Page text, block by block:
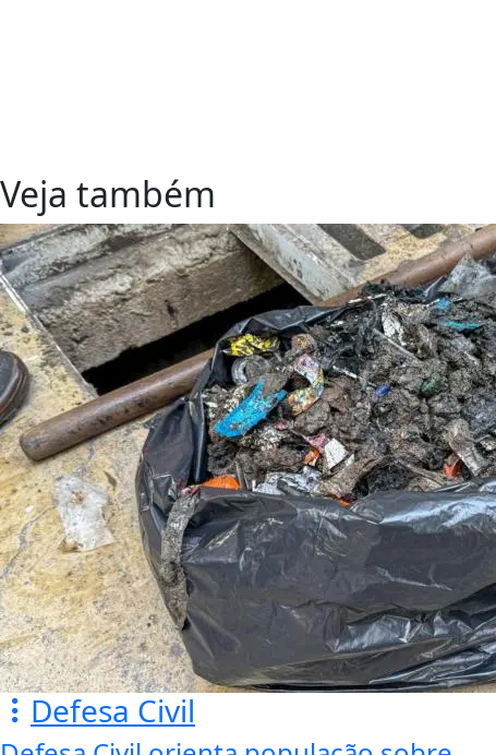
Veja também
Defesa Civil